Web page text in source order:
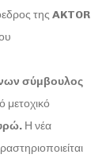
της AKTOR
σύμβουλος
μετοχικό
Η νέα